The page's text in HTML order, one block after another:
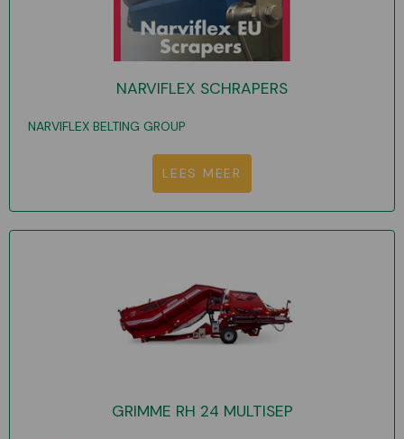
NARVIFLEX SCHRAPERS
NARVIFLEX BELTING GROUP
LEES MEER
GRIMME RH 24 MULTISEP